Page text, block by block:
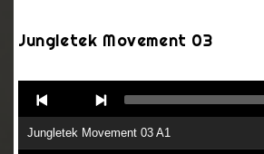
Jungletek Movement 03
Player
Jungletek Movement 03 A1